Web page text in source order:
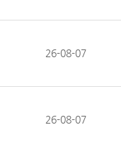
26-08-07
26-08-07